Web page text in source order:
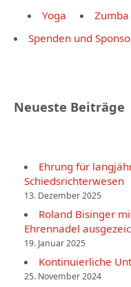
Yoga
Zumba
Spenden und
Neueste Beiträge
Ehrung für
Schiedsrichterwesen
13. Dezember 2025
Roland Bisinger
Ehrennadel
19. Januar 2025
Kontinuierliche
25. November 2024